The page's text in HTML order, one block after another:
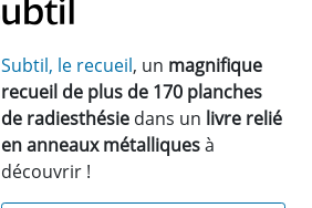
Subtil, le recueil, un magnifique
recueil de plus de 170 planches
de radiesthésie dans un livre relié
en anneaux métalliquesà
découvrir !